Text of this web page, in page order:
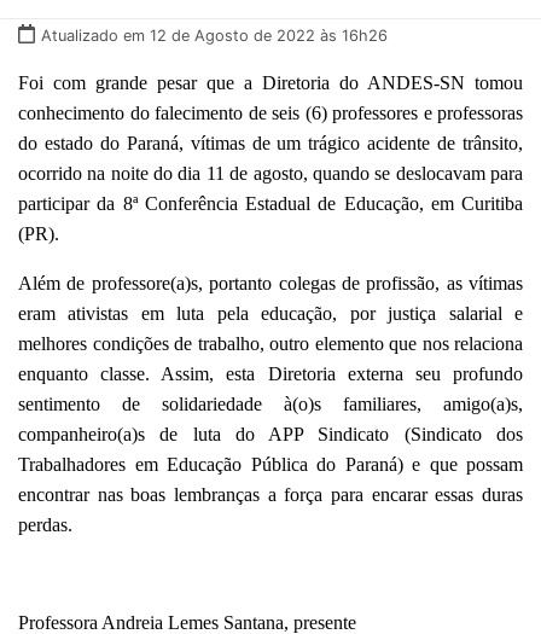
Atualizado em 12 de Agosto de 2022 às 16h26
Foi com grande pesar que a Diretoria do ANDES-SN tomou
conhecimento do falecimento de seis (6) professores e professoras
do estado do Paraná, vítimas de um trágico acidente de trânsito,
ocorrido na noite do dia 11 de agosto, quando se deslocavam para
participar da 8ª Conferência Estadual de Educação, em Curitiba
(PR).
Além de professore(a)s, portanto colegas de profissão, as vítimas
eram ativistas em luta pela educação, por justiça salarial e
melhores condições de trabalho, outro elemento que nos relaciona
enquanto classe. Assim, esta Diretoria externa seu profundo
sentimento de solidariedade à(o)s familiares, amigo(a)s,
companheiro(a)s de luta do APP Sindicato (Sindicato dos
Trabalhadores em Educação Pública do Paraná) e que possam
encontrar nas boas lembranças a força para encarar essas duras
perdas.
Professora Andreia Lemes Santana, presente